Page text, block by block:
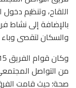
اللقاح، وتنظيم
بالإضافة إلى نشاط
والسكان لتقصى